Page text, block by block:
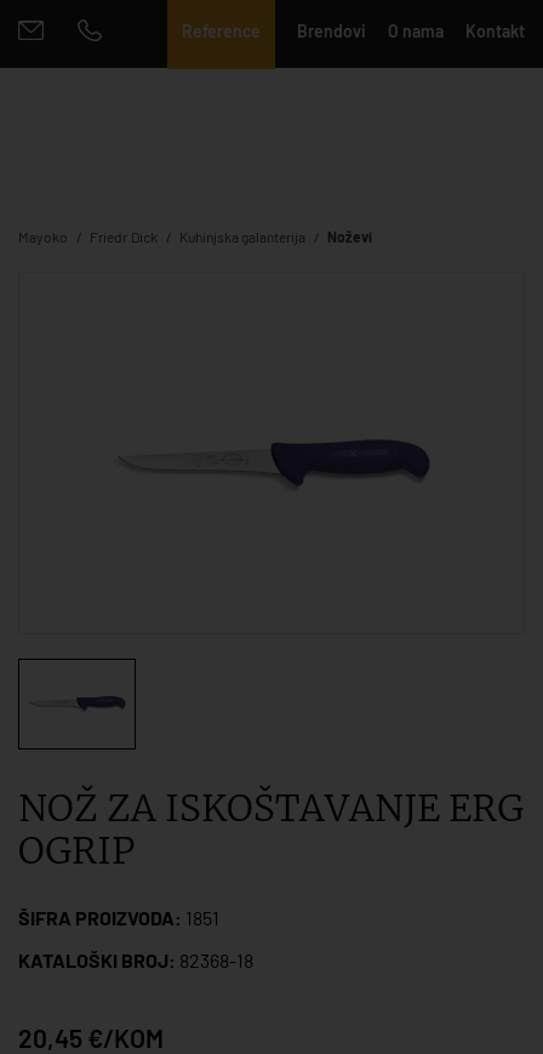
Reference Brendovi O nama Kontakt
Mayoko Friedr.Dick Kuhinjska galanterija Noževi
NOŽ ZA ISKOŠTAVANJE ERG
OGRIP
ŠIFRA PROIZVODA: 1851
KATALOŠKI BROJ: 82368-18
20,45 €/KOM